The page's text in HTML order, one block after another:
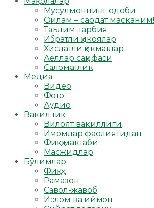
Мусулмоннинг одоби
Оилам – саодат масканим!
Таълим-тарбия
Ибратли ҳикоялар
Хислатли ҳикматлар
Аёллар саҳифаси
Саломатлик
Медиа
Видео
Фото
Аудио
Вакиллик
Вилоят вакиллиги
Имомлар фаолиятидан
Фиқҳ мактаби
Масжидлар
Бўлимлар
Фиқҳ
Рамазон
Савол-жавоб
Ислом ва иймон